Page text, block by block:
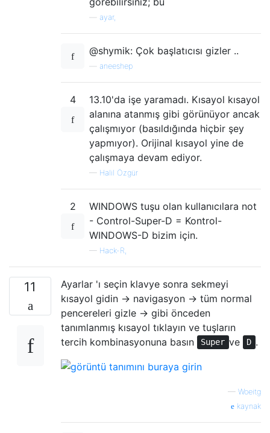
ayar,
@shymik: Çok başlatıcısı gizler ..
aneeshep
4
13.10'da işe yaramadı. Kısayol kısayol
alanına atanmış gibi görünüyor ancak
çalışmıyor (basıldığında hiçbir şey
yapmıyor). Orijinal kısayol yine de
çalışmaya devam ediyor.
— Halil Özgür
2
WINDOWS tuşu olan kullanıcılara not
- Control-Super-D = Kontrol-
WINDOWS-D bizim için.
— Hack-R,
11
Ayarlar 'ı seçin klavye sonra sekmeyi
kısayol gidin -> navigasyon -> tüm normal
pencereleri gizle -> gibi önceden
tanımlanmış kısayol tıklayın ve tuşların
tercih kombinasyonuna basın
Super ve D .
— Woeitg
kaynak